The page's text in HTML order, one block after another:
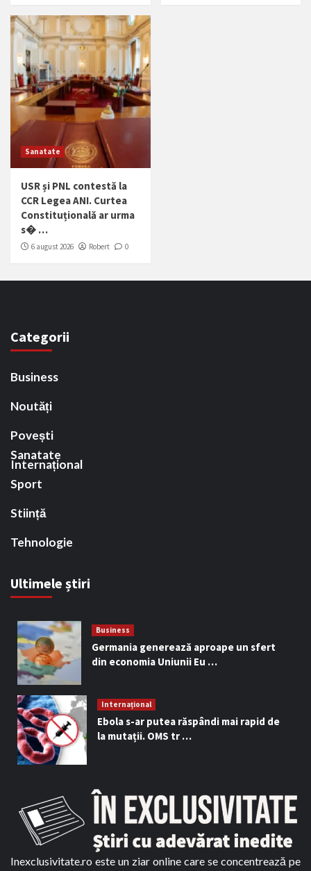
Sanatate
USR și PNL contestă la
CCR Legea ANI. Curtea
Constituțională ar urma
s� …
6 august 2026 Robert 0
Categorii
Business
Noutăți
Povești
Internațional
Sanatate
Sport
Stiință
Tehnologie
Ultimele știri
Business
Germania generează aproape un sfert
din economia Uniunii Eu …
Internațional
Ebola s-ar putea răspândi mai rapid de
la mutații. OMS tr …
Inexclusivitate.ro este un ziar online care se concentrează pe